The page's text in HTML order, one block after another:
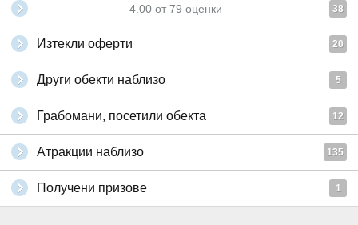
4.00 от 79 оценки 38
Изтекли оферти 20
Други обекти наблизо 5
Грабомани, посетили обекта 12
Атракции наблизо 135
Получени призове 1